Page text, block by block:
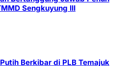
Sengkuyung III
Berkibar di PLB Temajuk